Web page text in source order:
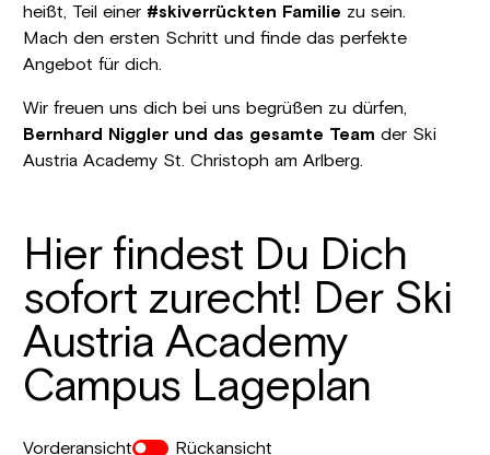
heißt, Teil einer #skiverrückten Familie zu sein.
Mach den ersten Schritt und finde das perfekte
Angebot für dich.
Wir freuen uns dich bei uns begrüßen zu dürfen,
Bernhard Niggler und das gesamte Team der Ski
Austria Academy St. Christoph am Arlberg.
Hier findest Du Dich
sofort zurecht! Der Ski
Austria Academy
Campus Lageplan
Vorderansicht Rückansicht